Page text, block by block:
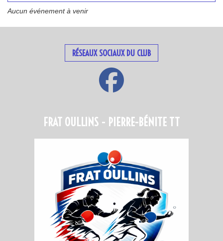
Aucun événement à venir
RÉSEAUX SOCIAUX DU CLUB
FRAT OULLINS - PIERRE-BÉNITE TT